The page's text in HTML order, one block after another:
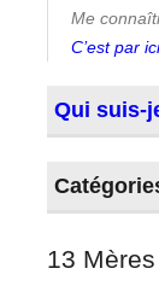
Me
C’est par
Qui suis-
13